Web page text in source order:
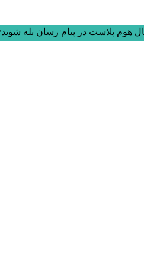
هوم پلاست در پیام رسان بله